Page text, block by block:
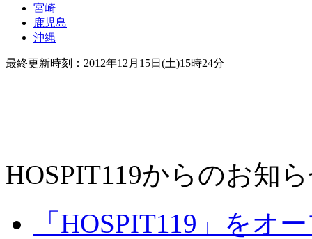
宮崎
鹿児島
沖縄
最終更新時刻：2012年12月15日(土)15時24分
HOSPIT119からのお知
「HOSPIT119」をオ